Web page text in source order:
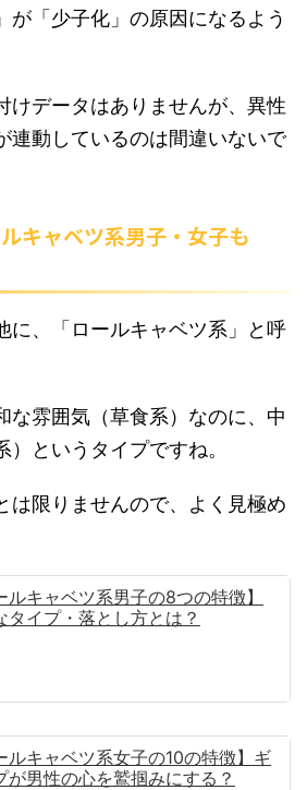
が「少子化」の原因になるよう
けデータはありませんが、異性
連動しているのは間違いないで
キャベツ系男子・女子も
に、「ロールキャベツ系」と呼
な雰囲気（草食系）なのに、中
というタイプですね。
は限りませんので、よく見極め
ルキャベツ系男子の8つの特徴】
タイプ・落とし方とは？
ルキャベツ系女子の10の特徴】ギ
が男性の心を鷲掴みにする？